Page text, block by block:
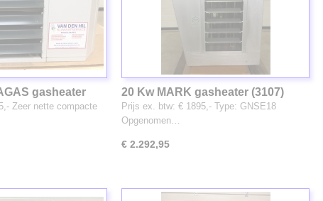
gasheater
Zeer nette compacte
20 Kw MARK gasheater (3107)
Prijs ex. btw: € 1895,- Type: GNSE18
Opgenomen…
€ 2.292,95